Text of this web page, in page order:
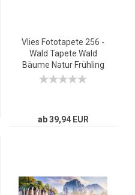
Vlies Fototapete 256 -
Wald Tapete Wald
Bäume Natur Frühling
Wasser Sonne braun
ab 39,94 EUR